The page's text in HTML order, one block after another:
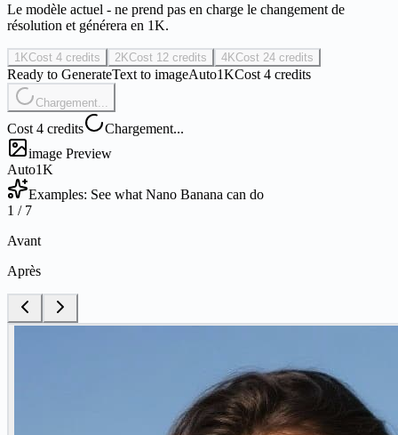
Le modèle actuel - ne prend pas en charge le changement de
résolution et générera en 1K.
1KCost 4 credits 2KCost 12 credits 4KCost 24 credits
Ready to GenerateText to imageAuto1KCost 4 credits
Chargement...
Cost 4 credits
Chargement...
image Preview
Auto1K
Examples: See what Nano Banana can do
1 / 7
Avant
Après